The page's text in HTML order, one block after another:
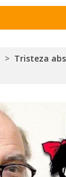
> Tristeza